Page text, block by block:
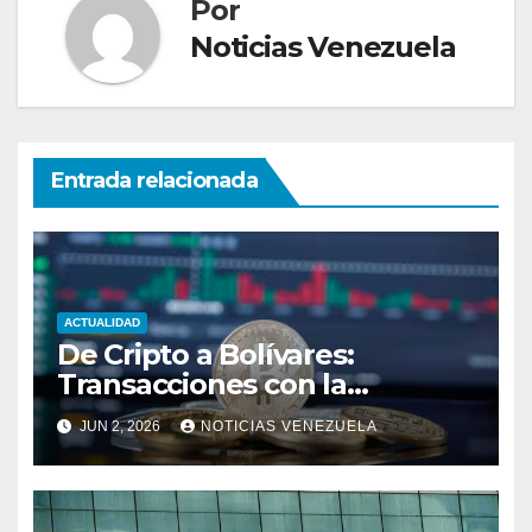
Por
Noticias Venezuela
Entrada relacionada
ACTUALIDAD
De Cripto a Bolívares:
Transacciones con la
Tecnología de
Bancaamigable
JUN 2, 2026 NOTICIAS VENEZUELA